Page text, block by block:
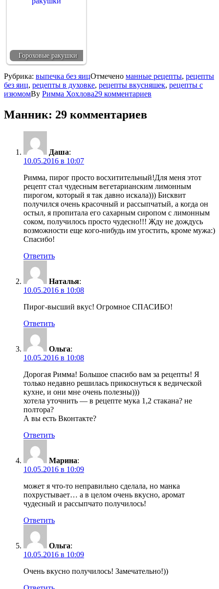
Гороховые ракушки
Рубрика: выпечка без яицОтмечено манные рецепты, рецепты
без яиц, рецепты в духовке, рецепты вкусняшек, рецепты с
изюмомBy Римма Хохлова29 комментариев
Манник: 29 комментариев
Даша:
10.05.2016 в 10:07
Римма, пирог просто восхитительный!Для меня этот
рецепт стал чудесным вегетарианским лимонным
пирогом, который я так давно искала))) Бисквит
получился очень красочный и рассыпчатый, а когда он
остыл, я пропитала его сахарным сиропом с лимонным
соком, получилось просто чудесно!!! Жду не дождусь
возможности еще кого-нибудь им угостить, кроме мужа:)
Спасибо!
Ответить
Наталья:
10.05.2016 в 10:08
Пирог-высший вкус! Огромное СПАСИБО!
Ответить
Ольга:
10.05.2016 в 10:08
Дорогая Римма! Большое спасибо вам за рецепты! Я
только недавно решилась прикоснуться к ведической
кухне, и они мне очень полезны)))
хотела уточнить — в рецепте мука 1,2 стакана? не
полтора?
А вы есть Вконтакте?
Ответить
Марина:
10.05.2016 в 10:09
может я что-то неправильно сделала, но манка
похрустывает… а в целом очень вкусно, аромат
чудесный и рассыпчато получилось!
Ответить
Ольга:
10.05.2016 в 10:09
Очень вкусно получилось! Замечательно!))